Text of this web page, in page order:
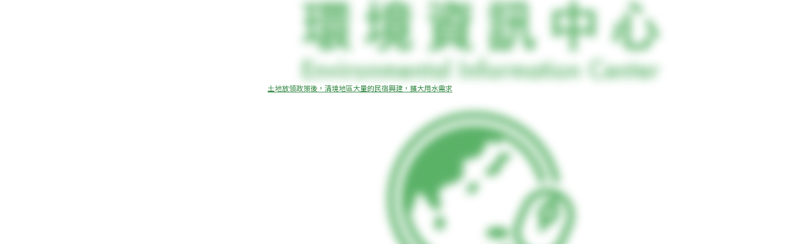
土地放領政策後，清境地區大量的民宿興建，擴大用水需求